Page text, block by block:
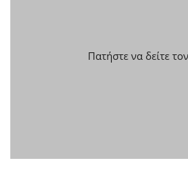
Πατήστε να δείτε